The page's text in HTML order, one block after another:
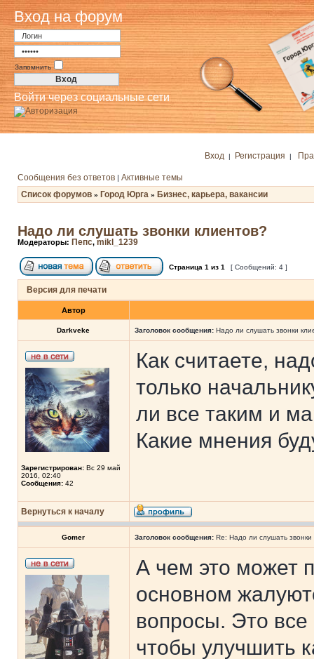
Вход на форум
Запомнить
Войти через социальные сети
Вход | Регистрация |
Сообщения без ответов | Активные темы
Список форумов » Город Юрга » Бизнес, карьера, вакансии
Надо ли слушать звонки клиентов?
Модераторы: Пепс, mikl_1239
Страница 1 из 1 [ Сообщений: 4 ]
Версия для печати
Автор
Darkveke Заголовок сообщения: Надо ли слушать звонки
Зарегистрирован: Вс 29 май
2016, 02:40
Сообщения: 42
Как считаете,
только
ли все таким и
Какие мнения
Вернуться к началу
Gomer Заголовок сообщения: Re: Надо ли слушать звонки
А чем это может
основном
вопросы. Это
чтобы улучшить